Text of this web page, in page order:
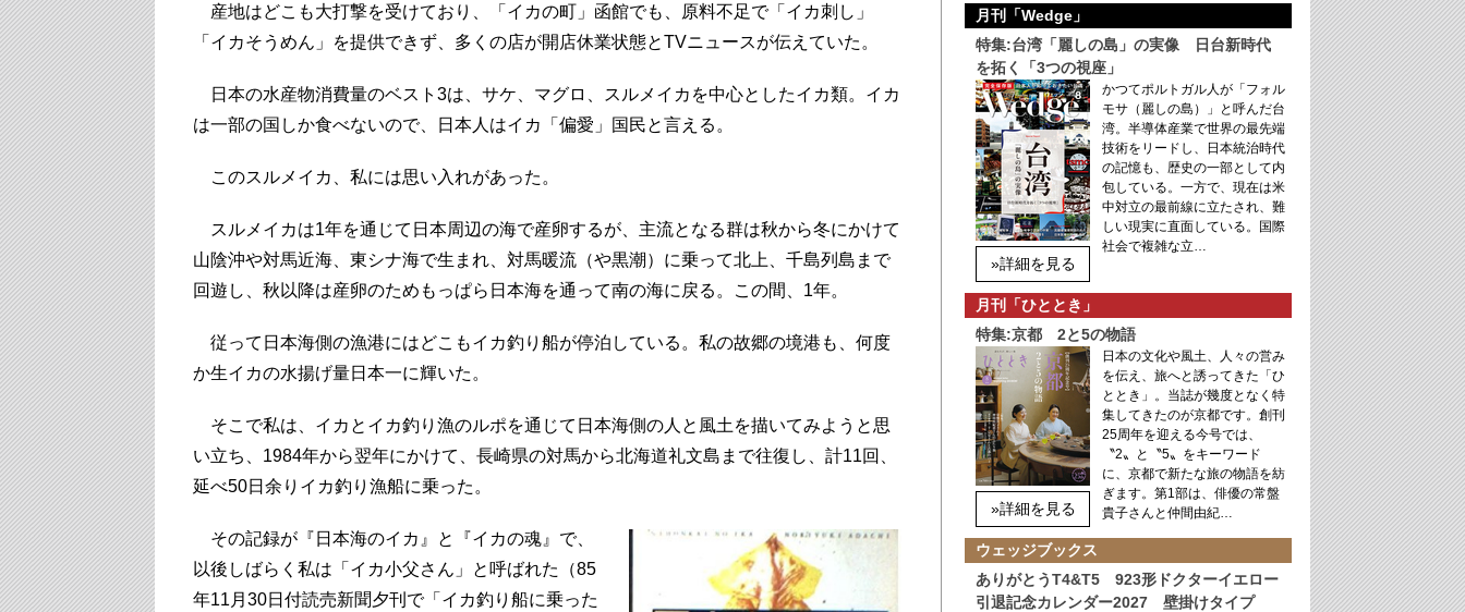
産地はどこも大打撃を受けており、「イカの町」函館でも、原料不足で「イカ刺し」
「イカそうめん」を提供できず、多くの店が開店休業状態とTVニュースが伝えていた。
日本の水産物消費量のベスト3は、サケ、マグロ、スルメイカを中心としたイカ類。イカ
は一部の国しか食べないので、日本人はイカ「偏愛」国民と言える。
このスルメイカ、私には思い入れがあった。
スルメイカは1年を通じて日本周辺の海で産卵するが、主流となる群は秋から冬にかけて
山陰沖や対馬近海、東シナ海で生まれ、対馬暖流（や黒潮）に乗って北上、千島列島まで
回遊し、秋以降は産卵のためもっぱら日本海を通って南の海に戻る。この間、1年。
従って日本海側の漁港にはどこもイカ釣り船が停泊している。私の故郷の境港も、何度
か生イカの水揚げ量日本一に輝いた。
そこで私は、イカとイカ釣り漁のルポを通じて日本海側の人と風土を描いてみようと思
い立ち、1984年から翌年にかけて、長崎県の対馬から北海道礼文島まで往復し、計11回、
延べ50日余りイカ釣り漁船に乗った。
その記録が『日本海のイカ』と『イカの魂』で、
以後しばらく私は「イカ小父さん」と呼ばれた（85
年11月30日付読売新聞夕刊で「イカ釣り船に乗った
月刊「Wedge」
特集:台湾「麗しの島」の実像 日台新時代
を拓く「3つの視座」
»詳細を見る
かつてポルトガル人が「フォル
モサ（麗しの島）」と呼んだ台
湾。半導体産業で世界の最先端
技術をリードし、日本統治時代
の記憶も、歴史の一部として内
包している。一方で、現在は米
中対立の最前線に立たされ、難
しい現実に直面している。国際
社会で複雑な立…
月刊「ひととき」
特集:京都 2と5の物語
»詳細を見る
日本の文化や風土、人々の営み
を伝え、旅へと誘ってきた「ひ
ととき」。当誌が幾度となく特
集してきたのが京都です。創刊
25周年を迎える今号では、
〝2〟と〝5〟をキーワード
に、京都で新たな旅の物語を紡
ぎます。第1部は、俳優の常盤
貴子さんと仲間由紀…
ウェッジブックス
ありがとうT4&T5 923形ドクターイエロー
引退記念カレンダー2027 壁掛けタイプ